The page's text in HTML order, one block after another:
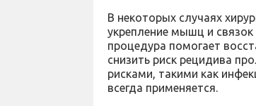
В некоторых случаях
укрепление мышц и
процедура помогает
снизить риск рецидива
рисками, такими как
всегда применяется.